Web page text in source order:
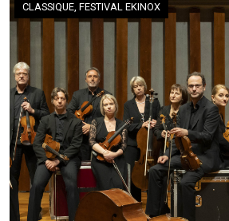
CLASSIQUE, FESTIVAL EKINOX